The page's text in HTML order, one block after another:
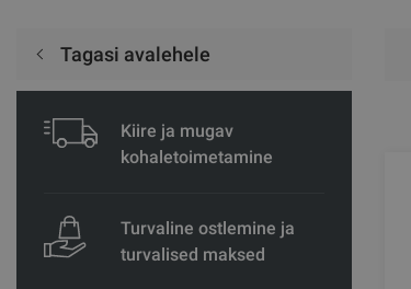
Tagasi avalehele
Kiire ja mugav
kohaletoimetamine
Turvaline ostlemine ja
turvalised maksed